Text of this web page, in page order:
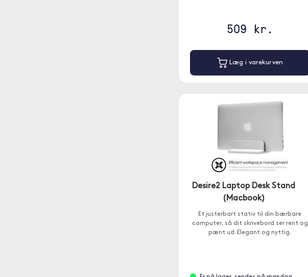
509 kr.
Læg i varekurven
Desire2 Laptop Desk Stand
(Macbook)
Et justerbart stativ til din bærbare
computer, så dit skrivebord ser rent og
pænt ud. Elegant og nyttig.